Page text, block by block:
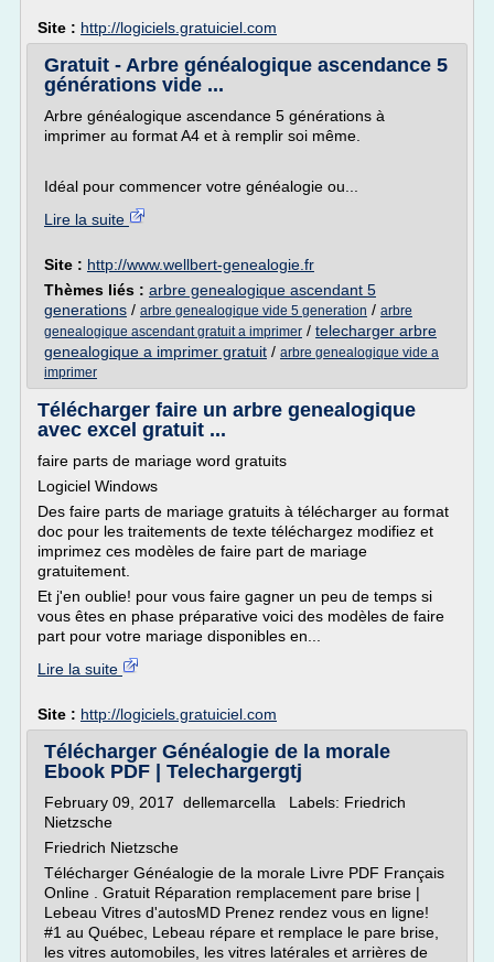
Site : http://logiciels.gratuiciel.com
Gratuit - Arbre généalogique ascendance 5
générations vide ...
Arbre généalogique ascendance 5 générations à
imprimer au format A4 et à remplir soi même.
Idéal pour commencer votre généalogie ou...
Lire la suite
Site : http://www.wellbert-genealogie.fr
Thèmes liés : arbre genealogique ascendant 5
generations / arbre genealogique vide 5 generation / arbre
genealogique ascendant gratuit a imprimer / telecharger arbre
genealogique a imprimer gratuit / arbre genealogique vide a
imprimer
Télécharger faire un arbre genealogique
avec excel gratuit ...
faire parts de mariage word gratuits
Logiciel Windows
Des faire parts de mariage gratuits à télécharger au format
doc pour les traitements de texte téléchargez modifiez et
imprimez ces modèles de faire part de mariage
gratuitement.
Et j'en oublie! pour vous faire gagner un peu de temps si
vous êtes en phase préparative voici des modèles de faire
part pour votre mariage disponibles en...
Lire la suite
Site : http://logiciels.gratuiciel.com
Télécharger Généalogie de la morale
Ebook PDF | Telechargergtj
February 09, 2017 dellemarcella Labels: Friedrich
Nietzsche
Friedrich Nietzsche
Télécharger Généalogie de la morale Livre PDF Français
Online . Gratuit Réparation remplacement pare brise |
Lebeau Vitres d'autosMD Prenez rendez vous en ligne!
#1 au Québec, Lebeau répare et remplace le pare brise,
les vitres automobiles, les vitres latérales et arrières de